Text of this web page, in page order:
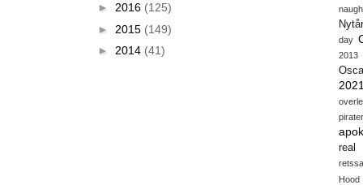
► 2016 (125)
► 2015 (149)
► 2014 (41)
Nytår
day
2013
pirater
real
Hood